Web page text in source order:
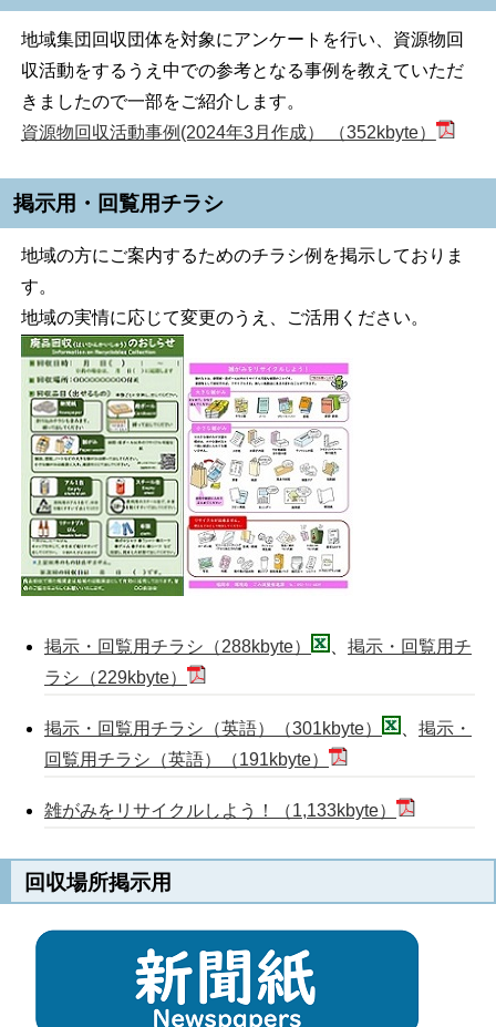
地域集団回収団体を対象にアンケートを行い、資源物回
収活動をするうえ中での参考となる事例を教えていただ
きましたので一部をご紹介します。
資源物回収活動事例(2024年3月作成） （352kbyte）
掲示用・回覧用チラシ
地域の方にご案内するためのチラシ例を掲示しておりま
す。
地域の実情に応じて変更のうえ、ご活用ください。
掲示・回覧用チラシ（288kbyte） 、 掲示・回覧用チ
ラシ（229kbyte）
掲示・回覧用チラシ（英語）（301kbyte） 、 掲示・
回覧用チラシ（英語）（191kbyte）
雑がみをリサイクルしよう！（1,133kbyte）
回収場所掲示用